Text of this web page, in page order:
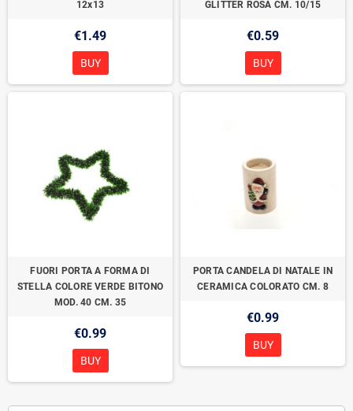
12x13
€1.49
BUY
GLITTER ROSA CM. 10/15
€0.59
BUY
FUORI PORTA A FORMA DI
STELLA COLORE VERDE BITONO
MOD. 40 CM. 35
€0.99
BUY
PORTA CANDELA DI NATALE IN
CERAMICA COLORATO CM. 8
€0.99
BUY